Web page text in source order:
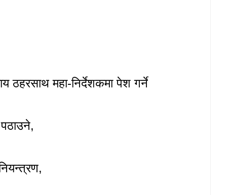
ठहरसाथ महा-निर्देशकमा पेश गर्ने
पठाउने,